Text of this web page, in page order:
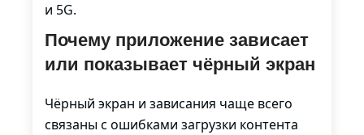
и 5G.
Почему приложение зависает
или показывает чёрный экран
Чёрный экран и зависания чаще всего
связаны с ошибками загрузки контента